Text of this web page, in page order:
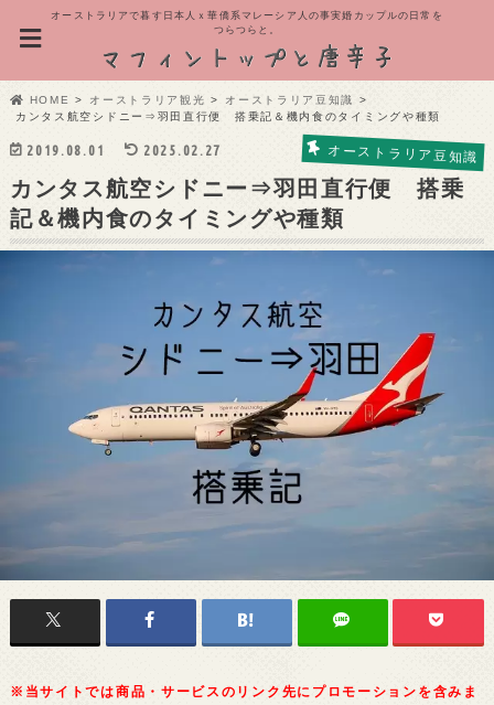
オーストラリアで暮す日本人ｘ華僑系マレーシア人の事実婚カップルの日常を
つらつらと。
HOME オーストラリア観光
オーストラリア豆知識
カンタス航空シドニー⇒羽田直行便 搭乗記＆機内食のタイミングや種類
2019.08.01 2025.02.27 オーストラリア豆知識
カンタス航空シドニー⇒羽田直行便 搭乗
記＆機内食のタイミングや種類
※当サイトでは商品・サービスのリンク先にプロモーションを含みま